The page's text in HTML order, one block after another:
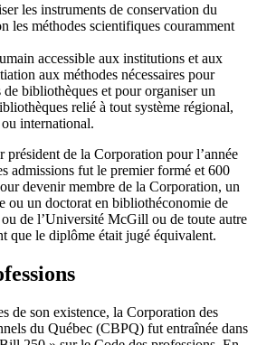
les instruments de conservation du
les méthodes scientifiques couramment
accessible aux institutions et aux
aux méthodes nécessaires pour
de bibliothèques et pour organiser un
relié à tout système régional,
international.
de la Corporation pour l’année
admissions fut le premier formé et 600
devenir membre de la Corporation, un
ou un doctorat en bibliothéconomie de
de l’Université McGill ou de toute autre
que le diplôme était jugé équivalent.
de son existence, la Corporation des
du Québec (CBPQ) fut entraînée dans